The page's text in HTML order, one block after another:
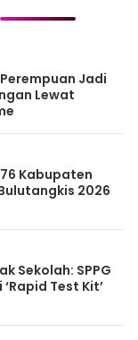
Jadi
Lewat
Kabupaten
2026
Sekolah: SPPG
Test Kit’